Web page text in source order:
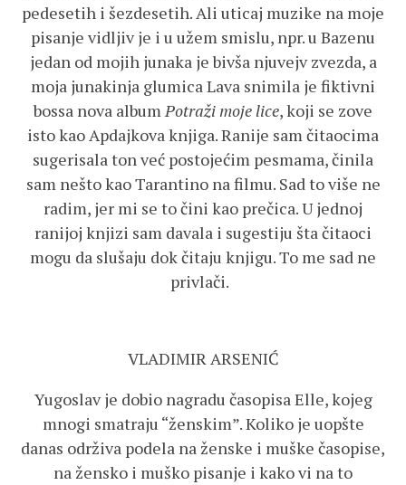
pedesetih i šezdesetih. Ali uticaj muzike na moje
pisanje vidljiv je i u užem smislu, npr. u Bazenu
jedan od mojih junaka je bivša njuvejv zvezda, a
moja junakinja glumica Lava snimila je fiktivni
bossa nova albumPotraži moje lice, koji se zove
isto kao Apdajkova knjiga. Ranije sam čitaocima
sugerisala ton već postojećim pesmama, činila
sam nešto kao Tarantino na filmu. Sad to više ne
radim, jer mi se to čini kao prečica. U jednoj
ranijoj knjizi sam davala i sugestiju šta čitaoci
mogu da slušaju dok čitaju knjigu. To me sad ne
privlači.
VLADIMIR ARSENIĆ
Yugoslav je dobio nagradu časopisa Elle, kojeg
mnogi smatraju “ženskim”. Koliko je uopšte
danas održiva podela na ženske i muške časopise,
na žensko i muško pisanje i kako vi na to